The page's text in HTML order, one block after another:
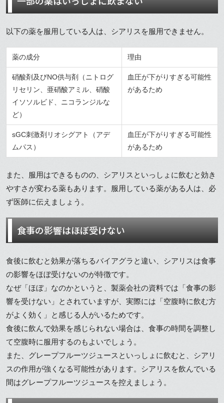
以下の薬を服用している人は、シアリスを服用できません。
薬の成分 理由
硝酸剤及びNO供与剤（ニトログ
リセリン、亜硝酸アミル、硝酸
イソソルビド、ニコランジルな
ど）
血圧が下がりすぎる可能性
があるため
sGC刺激剤リオシグアト（アデ
ムパス）
血圧が下がりすぎる可能性
があるため
また、服用はできるものの、シアリスといっしょに飲むと効き
やすさが変わる薬もあります。服用している薬がある人は、必
ず医師に伝えましょう。
食事の影響はほぼ受けない
食後に飲むと効果が落ちるバイアグラと違い、シアリスは食事
の影響をほぼ受けないのが特徴です。
なぜ「ほぼ」なのかというと、製薬会社の資料では「食事の影
響を受けない」とされていますが、実際には「空腹時に飲む方
がよく効く」と感じる人がいるためです。
食後に飲んで効果を感じられない場合は、食事の時間を調整し
て空腹時に服用するのもよいでしょう。
また、グレープフルーツジュースといっしょに飲むと、シアリ
スの作用が強くなる可能性があります。シアリスを飲んでいる
間はグレープフルーツジュースを控えましょう。